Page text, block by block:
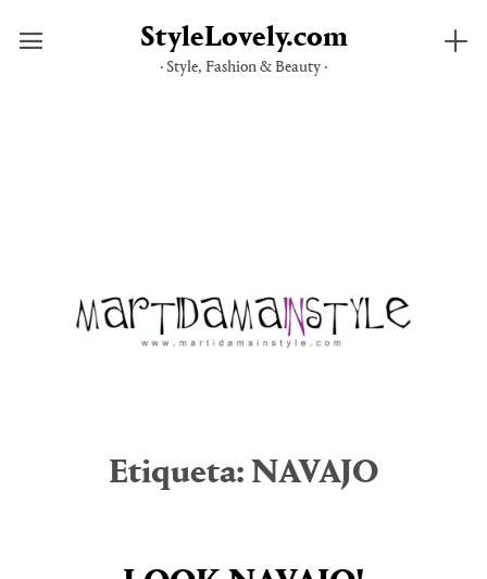
StyleLovely.com
· Style, Fashion & Beauty ·
Etiqueta: NAVAJO